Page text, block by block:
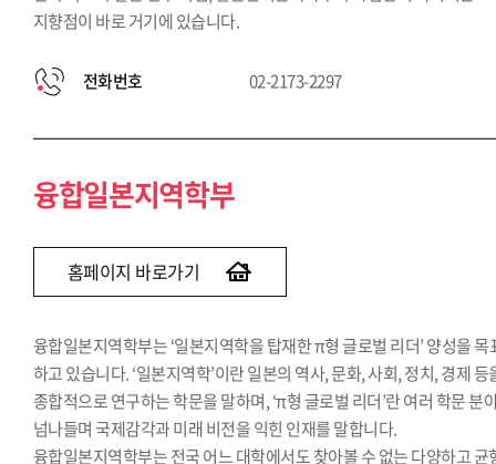
지향점이 바로 거기에 있습니다.
전화번호 02-2173-2297
융합일본지역학부
홈페이지 바로가기
융합일본지역학부는 ‘일본지역학을 탑재한 π형 글로벌 리더’ 양성을 목
하고 있습니다. ‘일본지역학’이란 일본의 역사, 문화, 사회, 정치, 경제 등
종합적으로 연구하는 학문을 말하며, ‘π형 글로벌 리더’란 여러 학문 분
넘나들며 국제감각과 미래 비전을 익힌 인재를 말합니다.
융합일본지역학부는 전국 어느 대학에서도 찾아볼 수 없는 다양하고 균